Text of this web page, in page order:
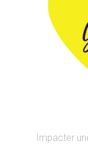
Impacter